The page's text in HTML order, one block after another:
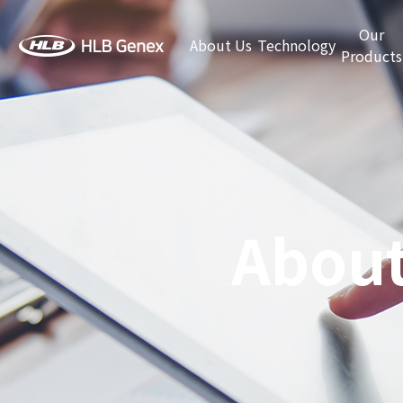
About Us Technology
Our
Products